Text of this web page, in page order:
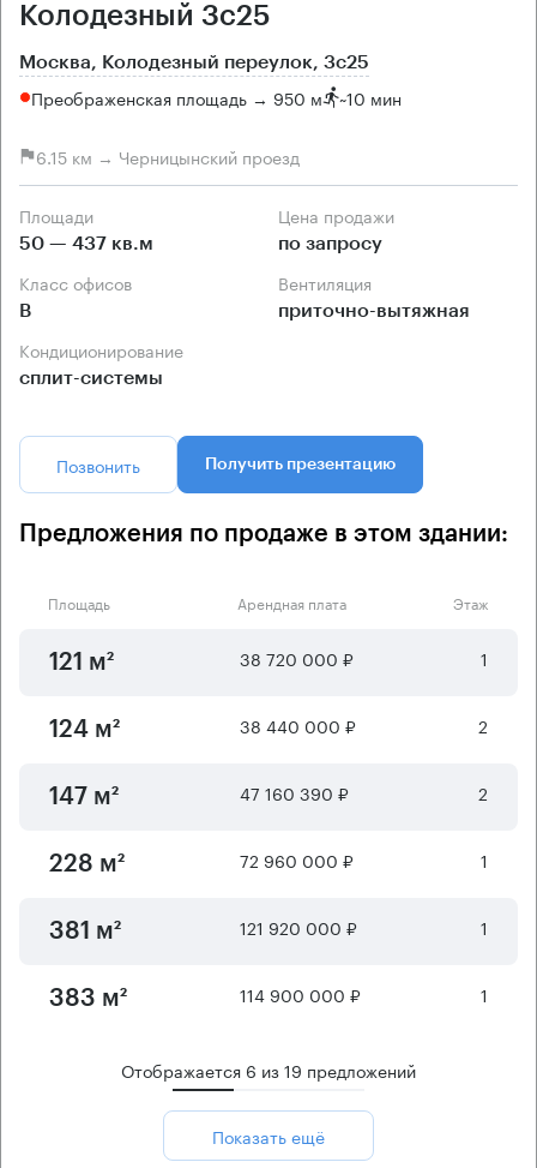
Колодезный 3с25
Москва, Колодезный переулок, 3с25
Преображенская площадь → 950 м ~10 мин
6.15 км → Черницынский проезд
Площади
50 — 437 кв.м
Цена продажи
по запросу
Класс офисов
B
Вентиляция
приточно-вытяжная
Кондиционирование
сплит-системы
Позвонить Получить презентацию
Предложения по продаже в этом здании:
Площадь Арендная плата Этаж
121 м² 38 720 000 ₽ 1
124 м² 38 440 000 ₽ 2
147 м² 47 160 390 ₽ 2
228 м² 72 960 000 ₽ 1
381 м² 121 920 000 ₽ 1
383 м² 114 900 000 ₽ 1
Отображается 6 из19 предложений
Показать ещё